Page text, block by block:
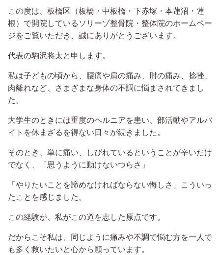
この度は、板橋区（板橋・中板橋・下赤塚・本蓮沼・蓮
根）で開院しているソリーゾ整骨院・整体院のホームペー
ジをご覧いただき、誠にありがとうございます。
代表の駒沢将太と申します。
私は子どもの頃から、腰痛や肩の痛み、肘の痛み、捻挫、
肉離れなど、さまざまな身体の不調に悩まされてきまし
た。
大学生のときには重度のヘルニアを患い、部活動やアルバ
イトを休まざるを得ない日々が続きました。
そのとき、単に痛い、しびれているということが辛いだけ
でなく、「思うように動けないつらさ」
「やりたいことを諦めなければならない悔しさ」こういっ
たことを感じました。
この経験が、私がこの道を志した原点です。
だからこそ私は、同じように痛みや不調で悩む方を一人で
も多く救いたいと心から願っています。